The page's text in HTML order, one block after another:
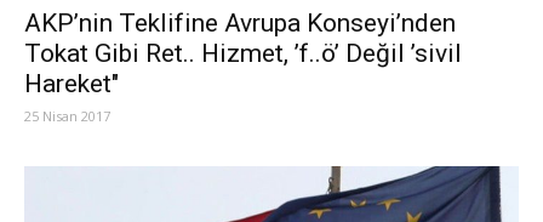
AKP’nin Teklifine Avrupa Konseyi’nden
Tokat Gibi Ret.. Hizmet, ’f..ö’ Değil ’sivil
Hareket"
25 Nisan 2017